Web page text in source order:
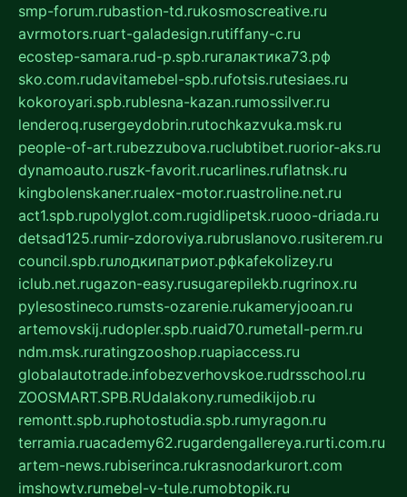
smp-forum.rubastion-td.rukosmoscreative.ru
avrmotors.ruart-galadesign.rutiffany-c.ru
ecostep-samara.rud-p.spb.ruгалактика73.рф
sko.com.rudavitamebel-spb.rufotsis.rutesiaes.ru
kokoroyari.spb.rublesna-kazan.rumossilver.ru
lenderoq.rusergeydobrin.rutochkazvuka.msk.ru
people-of-art.rubezzubova.ruclubtibet.ruorior-aks.ru
dynamoauto.ruszk-favorit.rucarlines.ruflatnsk.ru
kingbolenskaner.rualex-motor.ruastroline.net.ru
act1.spb.rupolyglot.com.rugidlipetsk.ruooo-driada.ru
detsad125.rumir-zdoroviya.rubruslanovo.rusiterem.ru
council.spb.ruлодкипатриот.рфkafekolizey.ru
iclub.net.rugazon-easy.rusugarepilekb.rugrinox.ru
pylesostineco.rumsts-ozarenie.rukameryjooan.ru
artemovskij.rudopler.spb.ruaid70.rumetall-perm.ru
ndm.msk.ruratingzooshop.ruapiaccess.ru
globalautotrade.infobezverhovskoe.rudrsschool.ru
ZOOSMART.SPB.RUdalakony.rumedikijob.ru
remontt.spb.ruphotostudia.spb.rumyragon.ru
terramia.ruacademy62.rugardengallereya.rurti.com.ru
artem-news.rubiserinca.rukrasnodarkurort.com
imshowtv.rumebel-v-tule.rumobtopik.ru